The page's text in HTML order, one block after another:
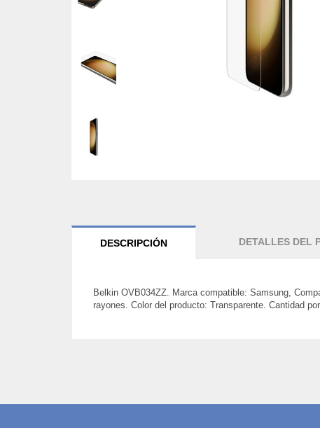
DESCRIPCIÓN DETALLES DEL
Belkin OVB034ZZ. Marca compatible: Samsung,
rayones. Color del producto: Transparente. Cantidad